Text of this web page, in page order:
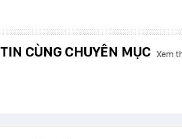
TIN CÙNG CHUYÊN MỤC Xem